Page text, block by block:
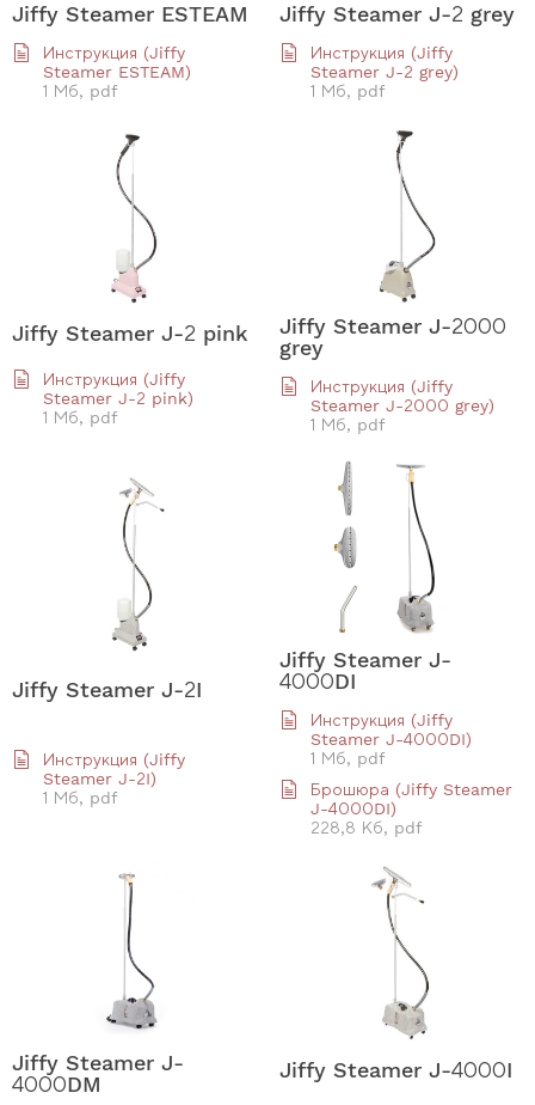
Jiffy Steamer ESTEAM
Инструкция (Jiffy
Steamer ESTEAM)
1 Мб, pdf
Jiffy Steamer J-2 grey
Инструкция (Jiffy
Steamer J-2 grey)
1 Мб, pdf
Jiffy Steamer J-2 pink
Инструкция (Jiffy
Steamer J-2 pink)
1 Мб, pdf
Jiffy Steamer J-2000
grey
Инструкция (Jiffy
Steamer J-2000 grey)
1 Мб, pdf
Jiffy Steamer J-2I
Инструкция (Jiffy
Steamer J-2I)
1 Мб, pdf
Jiffy Steamer J-
4000DI
Инструкция (Jiffy
Steamer J-4000DI)
1 Мб, pdf
Брошюра (Jiffy Steamer
J-4000DI)
228,8 Кб, pdf
Jiffy Steamer J-
4000DM
Jiffy Steamer J-4000I